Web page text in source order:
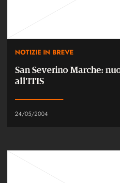
NOTIZIE IN BREVE
San Severino Marche:
all'ITIS
24/05/2004